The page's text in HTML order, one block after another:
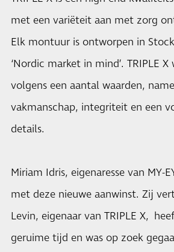
met een variëteit aan met zorg
Elk montuur is ontworpen in
‘Nordic market in mind’. TRIPLE
volgens een aantal waarden,
vakmanschap, integriteit en een
details.
Miriam Idris, eigenaresse van MY-
met deze nieuwe aanwinst. Zij
Levin, eigenaar van TRIPLE X,
geruime tijd en was op zoek